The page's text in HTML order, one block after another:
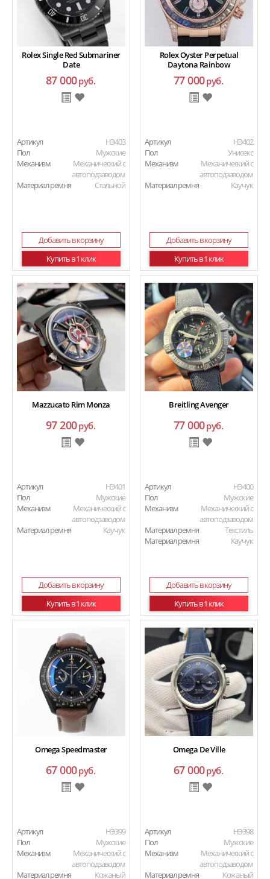
Rolex Single Red Submariner
Date
87 000руб.
Артикул
HЭ403
Пол
Мужские
Механизм
Механический с
автоподзаводом
Материал ремня
Стальной
Добавить в корзину
Купить в 1 клик
Rolex Oyster Perpetual
Daytona Rainbow
77 000руб.
Артикул
HЭ402
Пол
Унисекс
Механизм
Механический с
автоподзаводом
Материал ремня
Каучук
Добавить в корзину
Купить в 1 клик
Mazzucato Rim Monza
97 200руб.
Артикул
HЭ401
Пол
Мужские
Механизм
Механический с
автоподзаводом
Материал ремня
Каучук
Добавить в корзину
Купить в 1 клик
Breitling Avenger
77 000руб.
Артикул
HЭ400
Пол
Мужские
Механизм
Механический с
автоподзаводом
Материал ремня
Текстиль
Материал ремня
Каучук
Добавить в корзину
Купить в 1 клик
Omega Speedmaster
67 000руб.
Артикул
HЭ399
Пол
Мужские
Механизм
Механический с
автоподзаводом
Материал ремня
Кожаный
Omega De Ville
67 000руб.
Артикул
HЭ398
Пол
Мужские
Механизм
Механический с
автоподзаводом
Материал ремня
Кожаный